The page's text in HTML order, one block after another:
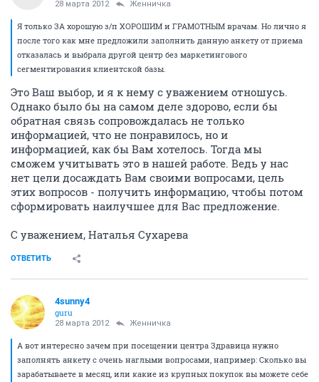
28 марта 2012 Женничка
Я только ЗА хорошую з/п ХОРОШИМ и ГРАМОТНЫМ врачам. Но лично я
после того как мне предложили заполнить данную анкету от приема
отказалась и выбрала другой центр без маркетингового
сегментирования клиентской базы.
Это Ваш выбор, и я к нему с уважением отношусь.
Однако было бы на самом деле здорово, если бы
обратная связь сопровождалась не только
информацией, что не понравилось, но и
информацией, как бы Вам хотелось. Тогда мы
сможем учитывать это в нашей работе. Ведь у нас
нет цели досаждать Вам своими вопросами, цель
этих вопросов - получить информацию, чтобы потом
сформировать наилучшее для Вас предложение.
С уважением, Наталья Сухарева
ОТВЕТИТЬ
4sunny4
guru
28 марта 2012 Женничка
А вот интересно зачем при посещении центра Здравица нужно
заполнять анкету с очень наглыми вопросами, например: Сколько вы
зарабатываете в месяц, или какие из крупных покупок вы можете себе